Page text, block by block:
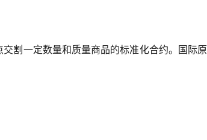
割一定数量和质量商品的标准化合约。国际原